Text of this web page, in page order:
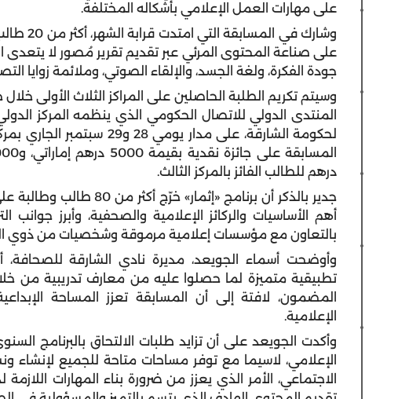
على مهارات العمل الإعلامي بأشكاله المختلفة.
وشارك في
على صناعة المحتوى المرئي عبر تقديم تقرير مُصور لا يتعدى
جودة الفكرة، ولغة الجسد، والإلقاء الصوتي، وملائمة زوايا
وسيتم تكريم الطلبة الحاصلين على المراكز الثلاث الأولى
المنتدى الدولي للاتصال الحكومي الذي ينظمه المركز
لحكومة الشارقة، على مدار
درهم للطالب الفائز بالمركز الثالث.
جدير بالذكر أن برنامج
أهم الأساسيات والركائز الإعلامية والصحفية، وأبرز جوانب
بالتعاون مع مؤسسات إعلامية مرموقة وشخصيات من ذوي
وأوضحت أسماء الجويعد، مديرة نادي الشارقة
تطبيقية متميزة لما حصلوا عليه من معارف تدريبية من
المضمون، لافتة إلى أن المسابقة تعزز المساحة
الإعلامية.
وأكدت الجويعد على أن تزايد طلبات الالتحاق بالبرنامج
الإعلامي، لاسيما مع توفر مساحات متاحة للجميع
الاجتماعي، الأمر الذي يعزز من ضرورة بناء المهارات